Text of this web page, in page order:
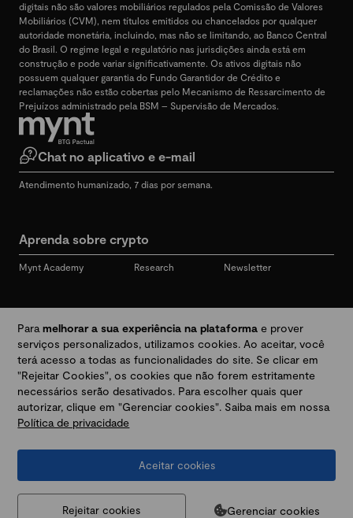
digitais não são valores mobiliários regulados pela Comissão de Valores
Mobiliários (CVM), nem títulos emitidos ou chancelados por qualquer
autoridade monetária, incluindo, mas não se limitando, ao Banco Central
do Brasil. O regime legal e regulatório nas jurisdições ainda está em
construção e pode variar significativamente. Os ativos digitais não
possuem qualquer garantia do Fundo Garantidor de Crédito e
reclamações não estão cobertas pelo Mecanismo de Ressarcimento de
Prejuízos administrado pela BSM – Supervisão de Mercados.
Aprenda sobre crypto
Mynt Academy Research Newsletter
Chat no aplicativo e e-mail
Atendimento humanizado, 7 dias por semana.
Redes sociais
Desbloqueie seu mundo crypto
Av. Brigadeiro Faria Lima, 3447, 9 andar - sala 11 - Itaim Bibi - São Paulo, SP, 04538-133,
Prevenção a golpes e fraudes|Regulamentos
Paramelhorar a sua experiência na plataforma e prover
serviços personalizados, utilizamos cookies. Ao aceitar, você
terá acesso a todas as funcionalidades do site. Se clicar em
"Rejeitar Cookies", os cookies que não forem estritamente
necessários serão desativados. Para escolher quais quer
autorizar, clique em "Gerenciar cookies". Saiba mais em nossa
Política de privacidade
Gerenciar cookies
Aceitar cookies
Rejeitar cookies